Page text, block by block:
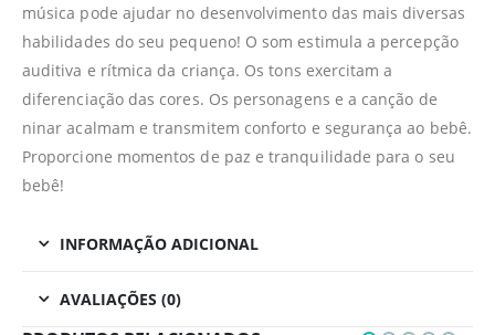
música pode ajudar no desenvolvimento das mais diversas
habilidades do seu pequeno! O som estimula a percepção
auditiva e rítmica da criança. Os tons exercitam a
diferenciação das cores. Os personagens e a canção de
ninar acalmam e transmitem conforto e segurança ao bebê.
Proporcione momentos de paz e tranquilidade para o seu
bebê!
INFORMAÇÃO ADICIONAL
AVALIAÇÕES (0)